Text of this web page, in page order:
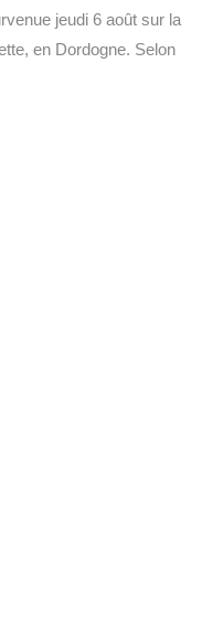
jeudi 6 août sur la
en Dordogne. Selon